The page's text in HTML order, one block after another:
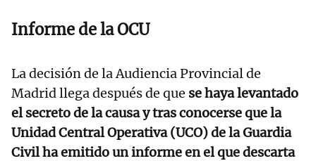
Informe de la OCU
La decisión de la Audiencia Provincial de
Madrid llega después de que se haya levantado
el secreto de la causa y tras conocerse que la
Unidad Central Operativa (UCO) de la Guardia
Civil ha emitido un informe en el que descarta